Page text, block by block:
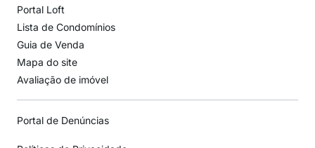
Portal Loft
Lista de Condomínios
Guia de Venda
Mapa do site
Avaliação de imóvel
Portal de Denúncias